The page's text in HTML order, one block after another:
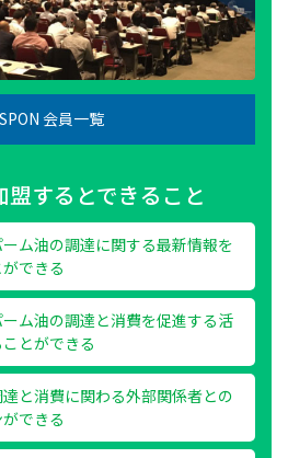
会員一覧
盟するとできること
ム油の調達に関する最新情報を
できる
ム油の調達と消費を促進する活
とができる
と消費に関わる外部関係者との
できる